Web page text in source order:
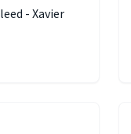
- Xavier